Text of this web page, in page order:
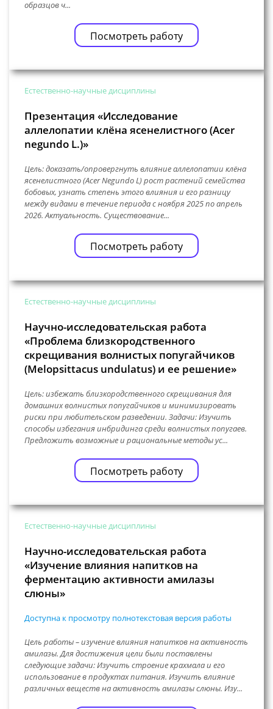
образцов ч...
Посмотреть работу
Естественно-научные дисциплины
Презентация «Исследование
аллелопатии клëна ясенелистного (Acer
negundo L.)»
Цель: доказать/опровергнуть влияние аллелопатии клëна
ясенелистного (Acer Negundo L) рост растений семейства
бобовых, узнать степень этого влияния и его разницу
между видами в течение периода с ноября 2025 по апрель
2026. Актуальность. Существование...
Посмотреть работу
Естественно-научные дисциплины
Научно-исследовательская работа
«Проблема близкородственного
скрещивания волнистых попугайчиков
(Melopsittacus undulatus) и ее решение»
Цель: избежать близкородственного скрещивания для
домашних волнистых попугайчиков и минимизировать
риски при любительском разведении. Задачи: Изучить
способы избегания инбридинга среди волнистых попугаев.
Предложить возможные и рациональные методы ус...
Посмотреть работу
Естественно-научные дисциплины
Научно-исследовательская работа
«Изучение влияния напитков на
ферментацию активности амилазы
слюны»
Доступна к просмотру полнотекстовая версия работы
Цель работы – изучение влияния напитков на активность
амилазы. Для достижения цели были поставлены
следующие задачи: Изучить строение крахмала и его
использование в продуктах питания. Изучить влияние
различных веществ на активность амилазы слюны. Изу...